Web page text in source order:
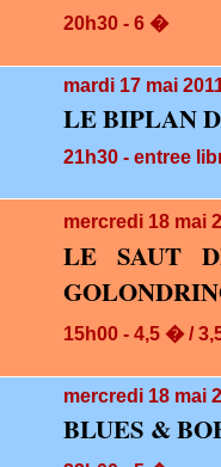
20h30 - 6 �
mardi 17 mai
LE BIPLAN
21h30 - entree
mercredi 18 mai
LE SAUT
15h00 - 4,5 � /
mercredi 18 mai
BLUES &